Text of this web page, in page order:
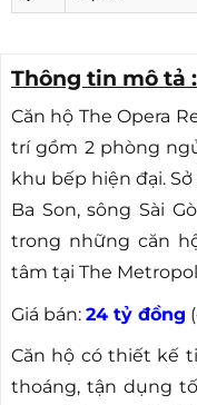
Thông tin mô tả :
Căn hộ The Opera
trí gồm 2 phòng
khu bếp hiện đại.
Ba Son, sông Sài
trong những căn
tâm tại The
Giá bán: 24 tỷ đồng
Căn hộ có thiết kế
thoáng, tận dụng